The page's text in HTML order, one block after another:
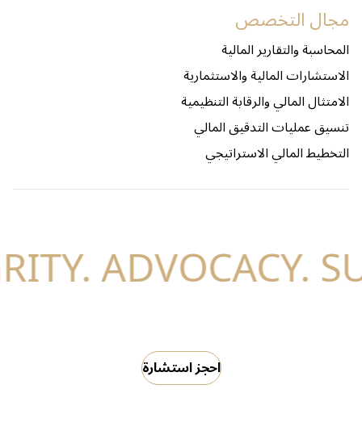
مجال التخصص
المحاسبة والتقارير المالية
الاستشارات المالية والاستثمارية
الامتثال المالي والرقابة التنظيمية
تنسيق عمليات التدقيق المالي
التخطيط المالي الاستراتيجي
احجز استشارة